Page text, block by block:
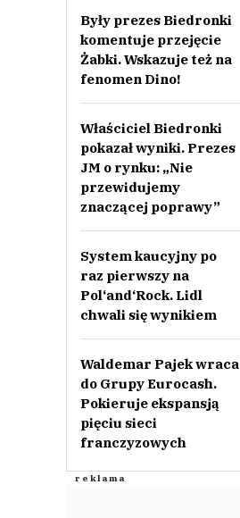
Były prezes Biedronki
komentuje przejęcie
Żabki. Wskazuje też na
fenomen Dino!
Właściciel Biedronki
pokazał wyniki. Prezes
JM o rynku: „Nie
przewidujemy
znaczącej poprawy”
System kaucyjny po
raz pierwszy na
Pol‘and‘Rock. Lidl
chwali się wynikiem
Waldemar Pajek wraca
do Grupy Eurocash.
Pokieruje ekspansją
pięciu sieci
franczyzowych